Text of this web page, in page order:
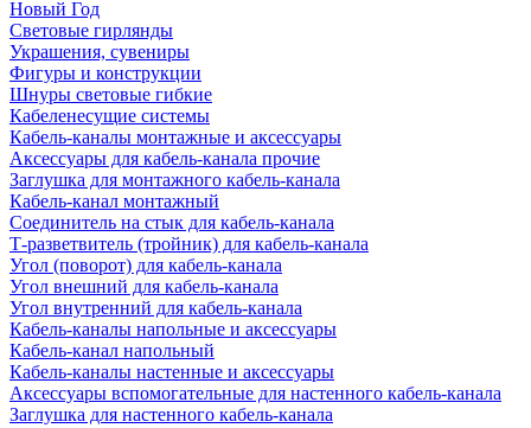
Новый Год
Световые гирлянды
Украшения, сувениры
Фигуры и конструкции
Шнуры световые гибкие
Кабеленесущие системы
Кабель-каналы монтажные и аксессуары
Аксессуары для кабель-канала прочие
Заглушка для монтажного кабель-канала
Кабель-канал монтажный
Соединитель на стык для кабель-канала
Т-разветвитель (тройник) для кабель-канала
Угол (поворот) для кабель-канала
Угол внешний для кабель-канала
Угол внутренний для кабель-канала
Кабель-каналы напольные и аксессуары
Кабель-канал напольный
Кабель-каналы настенные и аксессуары
Аксессуары вспомогательные для настенного кабель-канала
Заглушка для настенного кабель-канала